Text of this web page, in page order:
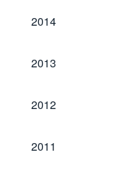
2014
2014
2013
2013
2012
2012
2011
2011